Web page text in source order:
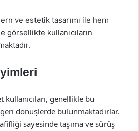
ve estetik tasarımı ile hem
görsellikte kullanıcıların
genellikle bu
dönüşlerde bulunmaktadırlar.
sayesinde taşıma ve sürüş